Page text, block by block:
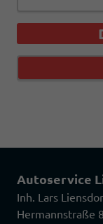
Autoservice
Inh. Lars
Hermannstraße 8